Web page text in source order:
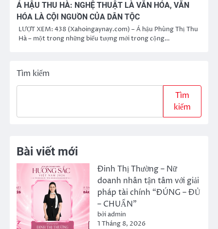
Á HẬU THU HÀ: NGHỆ THUẬT LÀ VĂN HÓA, VĂN
HÓA LÀ CỘI NGUỒN CỦA DÂN TỘC
LƯỢT XEM: 438 (Xahoingaynay.com) – Á hậu Phùng Thị Thu
Hà – một trong những biểu tượng mới trong cộng…
Tìm kiếm
Tìm
kiếm
Bài viết mới
Đinh Thị Thường – Nữ
doanh nhân tận tâm với giải
pháp tài chính “ĐÚNG – ĐỦ
– CHUẨN”
bởi admin
1 Tháng 8, 2026